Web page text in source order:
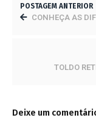
POSTAGEM ANTERIOR
CONHEÇA AS
TOLDO
Deixe um